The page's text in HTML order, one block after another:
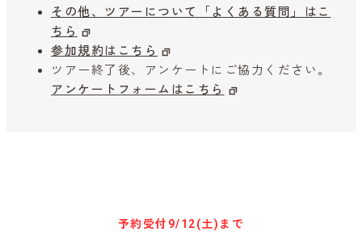
その他、ツアーについて「よくある質問」はこ
ちら
参加規約はこちら
ツアー終了後、アンケートにご協力ください。
アンケートフォームはこちら
予約受付 9/12(土)まで